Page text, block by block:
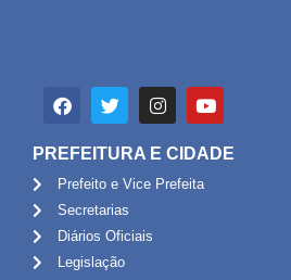
PREFEITURA E CIDADE
Prefeito e Vice Prefeita
Secretarias
Diários Oficiais
Legislação